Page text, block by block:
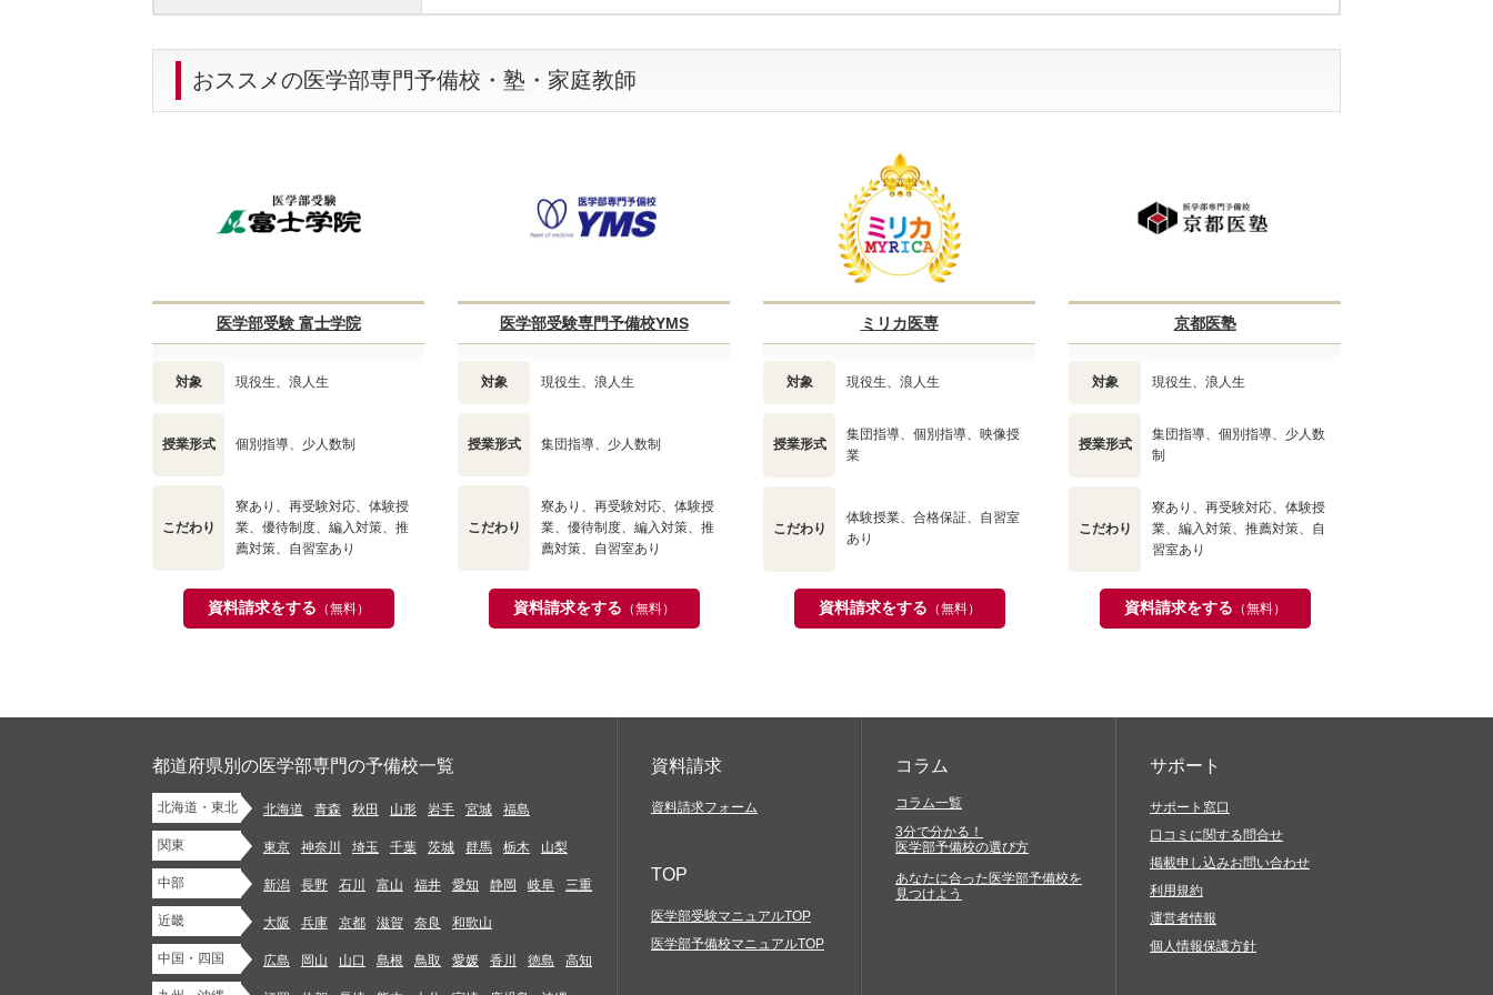
おススメの医学部専門予備校・塾・家庭教師
医学部受験 富士学院
対象 現役生、浪人生
授業形式 個別指導、少人数制
こだわり
寮あり、再受験対応、体験授
業、優待制度、編入対策、推
薦対策、自習室あり
資料請求をする （無料）
医学部受験専門予備校YMS
対象 現役生、浪人生
授業形式 集団指導、少人数制
こだわり
寮あり、再受験対応、体験授
業、優待制度、編入対策、推
薦対策、自習室あり
資料請求をする （無料）
ミリカ医専
対象 現役生、浪人生
授業形式
集団指導、個別指導、映像授
業
こだわり
体験授業、合格保証、自習室
あり
資料請求をする （無料）
京都医塾
対象 現役生、浪人生
授業形式
集団指導、個別指導、少人数
制
こだわり
寮あり、再受験対応、体験授
業、編入対策、推薦対策、自
習室あり
資料請求をする （無料）
都道府県別の医学部専門の予備校一覧
北海道・東北 北海道 青森 秋田 山形 岩手 宮城 福島
関東 東京 神奈川 埼玉 千葉 茨城 群馬 栃木 山梨
中部 新潟 長野 石川 富山 福井 愛知 静岡 岐阜 三重
近畿 大阪 兵庫 京都 滋賀 奈良 和歌山
中国・四国 広島 岡山 山口 島根 鳥取 愛媛 香川 徳島 高知
資料請求
資料請求フォーム
TOP
医学部受験マニュアルTOP
医学部予備校マニュアルTOP
コラム
コラム一覧
3分で分かる！
医学部予備校の選び方
あなたに合った医学部予備校を
見つけよう
サポート
サポート窓口
口コミに関する問合せ
掲載申し込みお問い合わせ
利用規約
運営者情報
個人情報保護方針